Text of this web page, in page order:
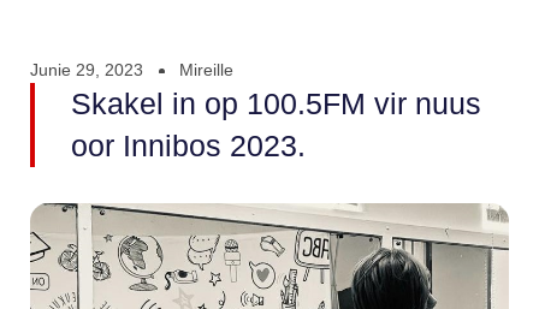
Junie 29, 2023 Mireille
Skakel in op 100.5FM vir nuus
oor Innibos 2023.